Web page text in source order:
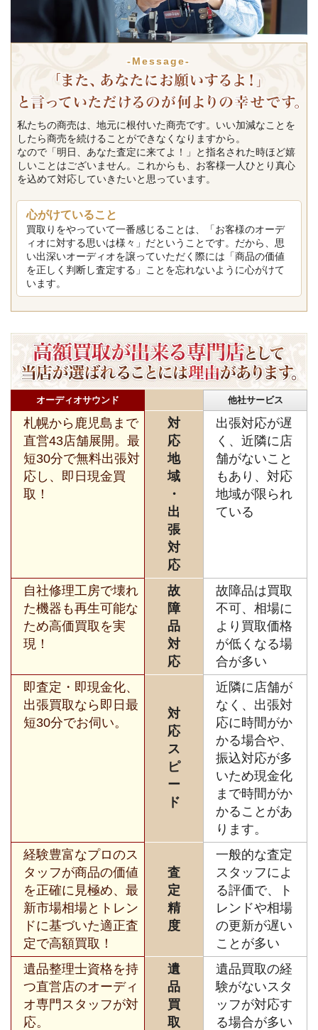
-Message-
私たちの商売は、地元に根付いた商売です。いい加減なことを
したら商売を続けることができなくなりますから。
なので「明日、あなた査定に来てよ！」と指名された時ほど嬉
しいことはございません。これからも、お客様一人ひとり真心
を込めて対応していきたいと思っています。
心がけていること
買取りをやっていて一番感じることは、「お客様のオーデ
ィオに対する思いは様々」だということです。だから、思
い出深いオーディオを譲っていただく際には「商品の価値
を正しく判断し査定する」ことを忘れないように心がけて
います。
オーディオサウンド 他社サービス
札幌から鹿児島まで
直営43店舗展開。最
短30分で無料出張対
応し、即日現金買
取！
対
応
地
域
・
出
張
対
応
出張対応が遅
く、近隣に店
舗がないこと
もあり、対応
地域が限られ
ている
自社修理工房で壊れ
た機器も再生可能な
ため高価買取を実
現！
故
障
品
対
応
故障品は買取
不可、相場に
より買取価格
が低くなる場
合が多い
即査定・即現金化、
出張買取なら即日最
短30分でお伺い。
対
応
ス
ピ
ー
ド
近隣に店舗が
なく、出張対
応に時間がか
かる場合や、
振込対応が多
いため現金化
まで時間がか
かることがあ
ります。
経験豊富なプロのス
タッフが商品の価値
を正確に見極め、最
新市場相場とトレン
ドに基づいた適正査
定で高額買取！
査
定
精
度
一般的な査定
スタッフによ
る評価で、ト
レンドや相場
の更新が遅い
ことが多い
遺品整理士資格を持
つ直営店のオーディ
オ専門スタッフが対
応。
遺
品
買
取
遺品買取の経
験がないスタ
ッフが対応す
る場合が多い